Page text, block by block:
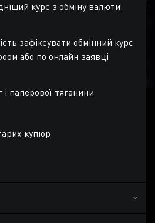
курс з обміну валюти
зафіксувати обмінний курс
або по онлайн заявці
і паперової тяганини
купюр